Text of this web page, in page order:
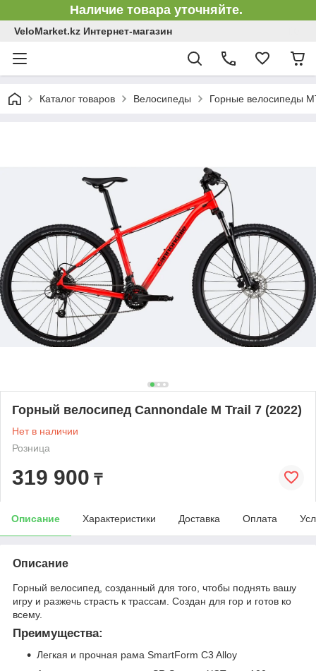
Наличие товара уточняйте.
VeloMarket.kz Интернет-магазин
Каталог товаров Велосипеды Горные велосипеды
Горный велосипед Cannondale M Trail 7 (2022)
Нет в наличии
Розница
319 900 ₸
Описание Характеристики Доставка Оплата
Описание
Горный велосипед, созданный для того, чтобы поднять вашу
игру и разжечь страсть к трассам. Создан для гор и готов ко
всему.
Преимущества:
Легкая и прочная рама SmartForm C3 Alloy